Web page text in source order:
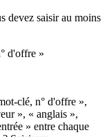
devez saisir au moins
d'offre »
clé, n° d'offre »,
», « anglais »,
» entre chaque